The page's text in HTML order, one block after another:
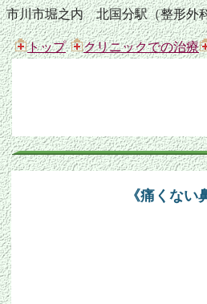
市川市堀之内 北国分駅（整形外
トップ クリニックでの治療
《痛くな